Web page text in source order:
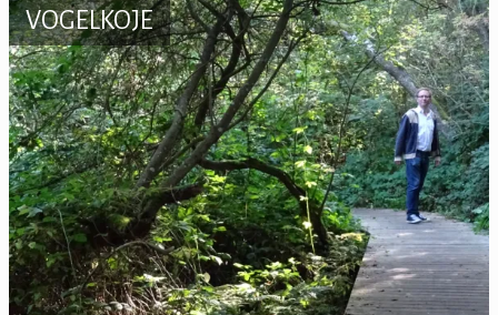
VOGELKOJE